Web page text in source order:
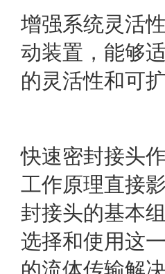
增强系统灵活
动装置，能够
的灵活性和可扩
快速密封接头
工作原理直接
封接头的基本
选择和使用这
的流体传输解